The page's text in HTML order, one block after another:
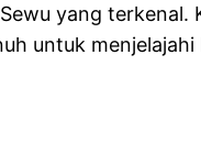
yang terkenal.
untuk menjelajahi